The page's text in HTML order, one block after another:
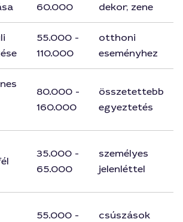
60.000
dekor, zene
55.000 -
110.000
otthoni
eseményhez
80.000 -
160.000
összetettebb
egyeztetés
35.000 -
65.000
személyes
jelenléttel
55.000 -
csúszások